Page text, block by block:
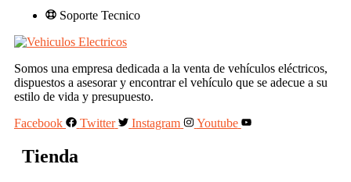
Soporte Tecnico
Somos una empresa dedicada a la venta de vehículos eléctricos,
dispuestos a asesorar y encontrar el vehículo que se adecue a su
estilo de vida y presupuesto.
Facebook
Twitter Instagram Youtube
Tienda